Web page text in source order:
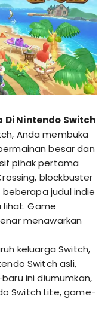
Di Nintendo Switch
Anda membuka
besar dan
pihak pertama
blockbuster
judul indie
lihat. Game
menawarkan
keluarga Switch,
Switch asli,
ini diumumkan,
Switch Lite, game-